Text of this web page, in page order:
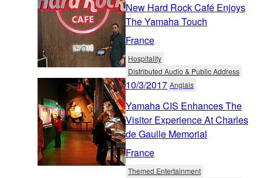
New Hard Rock Café Enjoys
The Yamaha Touch
France
Hospitality
Distributed Audio & Public Address
10/3/2017 Anglais
Yamaha CIS Enhances The
Visitor Experience At Charles
de Gaulle Memorial
France
Themed Entertainment